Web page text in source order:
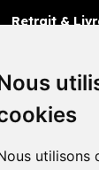
utilisons
Retrait &
Livraisons
5